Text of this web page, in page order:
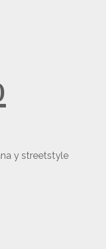
y streetstyle